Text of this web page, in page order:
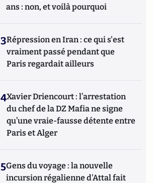
ans : non, et voilà pourquoi
3Répression en Iran : ce qui s'est
vraiment passé pendant que
Paris regardait ailleurs
4Xavier Driencourt : l’arrestation
du chef de la DZ Mafia ne signe
qu’une vraie-fausse détente entre
Paris et Alger
5Gens du voyage : la nouvelle
incursion régalienne d'Attal fait